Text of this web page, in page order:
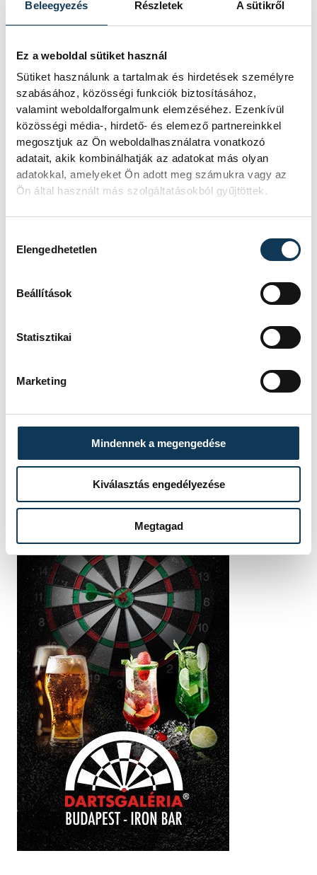
Beleegyezés Részletek A sütikről
Ez a weboldal sütiket használ
Sütiket használunk a tartalmak és hirdetések személyre
szabásához, közösségi funkciók biztosításához,
valamint weboldalforgalmunk elemzéséhez. Ezenkívül
közösségi média-, hirdető- és elemező partnereinkkel
megosztjuk az Ön weboldalhasználatra vonatkozó
adatait, akik kombinálhatják az adatokat más olyan
adatokkal, amelyeket Ön adott meg számukra vagy az
Ön által használt más szolgáltatásokból gyűjtöttek.
Elengedhetetlen
Beállítások
Statisztikai
Marketing
Mindennek a megengedése
Kiválasztás engedélyezése
Megtagad
beazonosíthatóság érdekében. Akiket nem
pótösszeírás idején, november 20. és 28.
között a polgármesteri hivatalokban
tehetnek eleget adatszolgáltatási
kötelezettségüknek - fűzte hozzá.
közélet népszámlálás